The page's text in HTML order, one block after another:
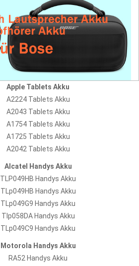
Apple Tablets Akku
A2224 Tablets Akku
A2043 Tablets Akku
A1754 Tablets Akku
A1725 Tablets Akku
A2042 Tablets Akku
Alcatel Handys Akku
TLP049HB Handys Akku
TLp049HB Handys Akku
TLp049G9 Handys Akku
Tlp058DA Handys Akku
TLp049C9 Handys Akku
Motorola Handys Akku
RA52 Handys Akku